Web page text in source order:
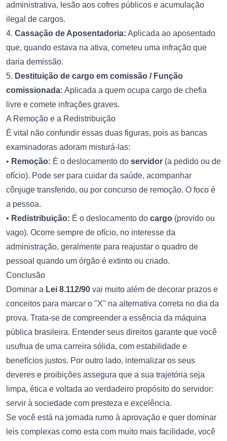
administrativa, lesão aos cofres públicos e acumulação
ilegal de cargos.
4. Cassação de Aposentadoria: Aplicada ao aposentado
que, quando estava na ativa, cometeu uma infração que
daria demissão.
5. Destituição de cargo em comissão / Função
comissionada: Aplicada a quem ocupa cargo de chefia
livre e comete infrações graves.
A Remoção e a Redistribuição
É vital não confundir essas duas figuras, pois as bancas
examinadoras adoram misturá-las:
• Remoção: É o deslocamento do servidor (a pedido ou de
ofício). Pode ser para cuidar da saúde, acompanhar
cônjuge transferido, ou por concurso de remoção. O foco é
a pessoa.
• Redistribuição: É o deslocamento do cargo (provido ou
vago). Ocorre sempre de ofício, no interesse da
administração, geralmente para reajustar o quadro de
pessoal quando um órgão é extinto ou criado.
Conclusão
Dominar a Lei 8.112/90 vai muito além de decorar prazos e
conceitos para marcar o "X" na alternativa correta no dia da
prova. Trata-se de compreender a essência da máquina
pública brasileira. Entender seus direitos garante que você
usufrua de uma carreira sólida, com estabilidade e
benefícios justos. Por outro lado, internalizar os seus
deveres e proibições assegura que a sua trajetória seja
limpa, ética e voltada ao verdadeiro propósito do servidor:
servir à sociedade com presteza e excelência.
Se você está na jornada rumo à aprovação e quer dominar
leis complexas como esta com muito mais facilidade, você